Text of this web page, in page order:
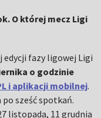
O której mecz Ligi
edycji fazy ligowej Ligi
o godzinie
i aplikacji mobilnej.
sześć spotkań.
listopada, 11 grudnia